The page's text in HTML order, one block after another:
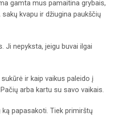
gamta mus pamaitina grybais,
kvapu ir džiugina paukščių
Ji nepyksta, jeigu buvai ilgai
ir kaip vaikus paleido į
arba kartu su savo vaikais.
papasakoti. Tiek primirštų